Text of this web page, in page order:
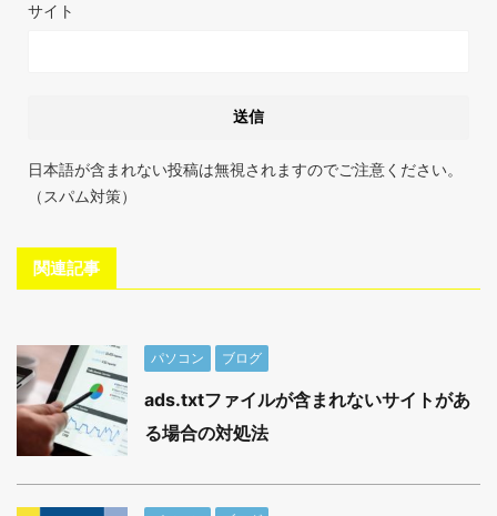
サイト
日本語が含まれない投稿は無視されますのでご注意ください。
（スパム対策）
関連記事
パソコン ブログ
ads.txtファイルが含まれないサイトがあ
る場合の対処法